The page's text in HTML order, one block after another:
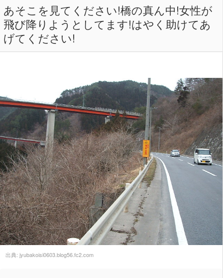
あそこを見てください!橋の真ん中!女性が
飛び降りようとしてます!はやく助けてあ
げてください!
出典: jyubakoisi0603.blog56.fc2.com